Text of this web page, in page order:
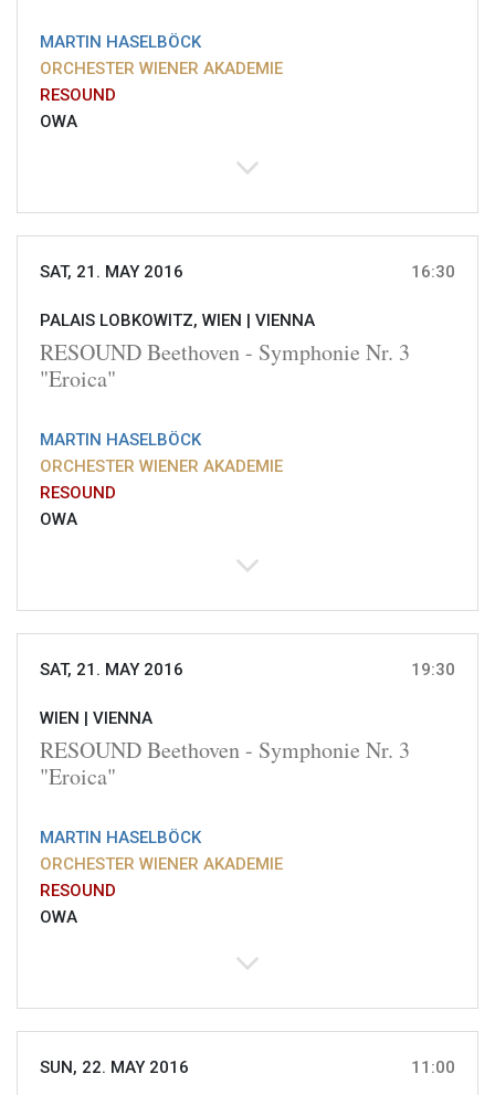
MARTIN HASELBÖCK
ORCHESTER WIENER AKADEMIE
RESOUND
OWA
SAT, 21. MAY 2016 16:30
PALAIS LOBKOWITZ, WIEN | VIENNA
RESOUND Beethoven - Symphonie Nr. 3
"Eroica"
MARTIN HASELBÖCK
ORCHESTER WIENER AKADEMIE
RESOUND
OWA
SAT, 21. MAY 2016 19:30
WIEN | VIENNA
RESOUND Beethoven - Symphonie Nr. 3
"Eroica"
MARTIN HASELBÖCK
ORCHESTER WIENER AKADEMIE
RESOUND
OWA
SUN, 22. MAY 2016 11:00